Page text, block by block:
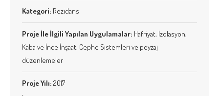
Kategori: Rezidans
Proje İle İlgili Yapılan Uygulamalar: Hafriyat, İzolasyon,
Kaba ve İnce İnşaat, Cephe Sistemleri ve peyzaj
düzenlemeler
Proje Yılı: 2017